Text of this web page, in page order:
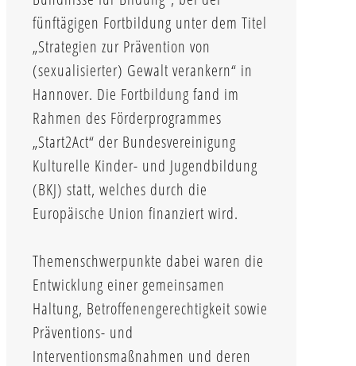
fünftägigen Fortbildung unter dem Titel
„Strategien zur Prävention von
(sexualisierter) Gewalt verankern“ in
Hannover. Die Fortbildung fand im
Rahmen des Förderprogrammes
„Start2Act“ der Bundesvereinigung
Kulturelle Kinder- und Jugendbildung
(BKJ) statt, welches durch die
Europäische Union finanziert wird.
Themenschwerpunkte dabei waren die
Entwicklung einer gemeinsamen
Haltung, Betroffenengerechtigkeit sowie
Präventions- und
Interventionsmaßnahmen und deren